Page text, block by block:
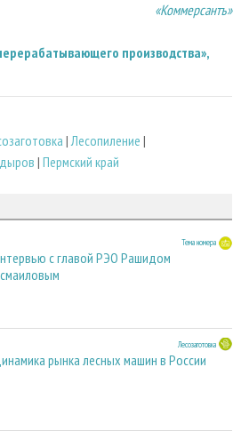
«Коммерсантъ»
производства»,
| Лесопиление |
| Пермский край
Тема номера
с главой РЭО Рашидом
Лесозаготовка
рынка лесных машин в России